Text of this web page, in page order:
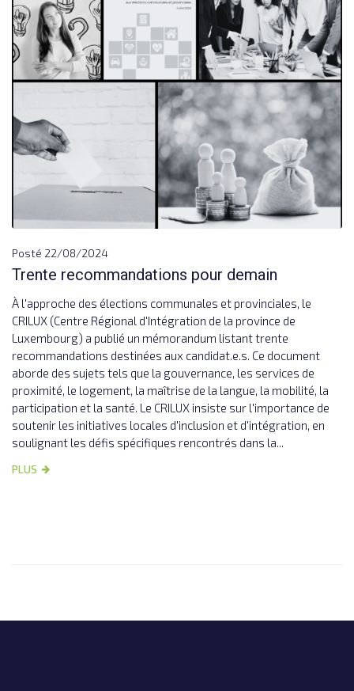
Posté 22/08/2024
Trente recommandations pour demain
À l'approche des élections communales et provinciales, le
CRILUX (Centre Régional d'Intégration de la province de
Luxembourg) a publié un mémorandum listant trente
recommandations destinées aux candidat.e.s. Ce document
aborde des sujets tels que la gouvernance, les services de
proximité, le logement, la maîtrise de la langue, la mobilité, la
participation et la santé. Le CRILUX insiste sur l'importance de
soutenir les initiatives locales d'inclusion et d'intégration, en
soulignant les défis spécifiques rencontrés dans la...
PLUS